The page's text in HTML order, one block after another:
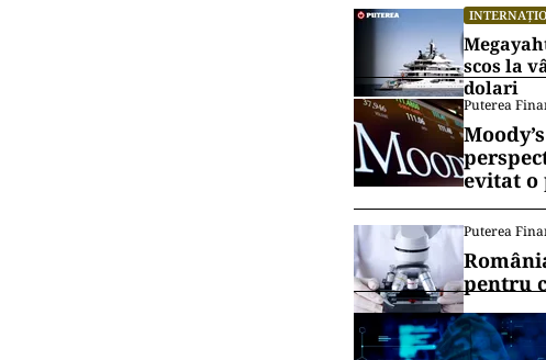
Civilă. Guvernul
pentru Situații de
”Aproape toată
multe au fost
Vrei să fii
canalul de
Se
forțele